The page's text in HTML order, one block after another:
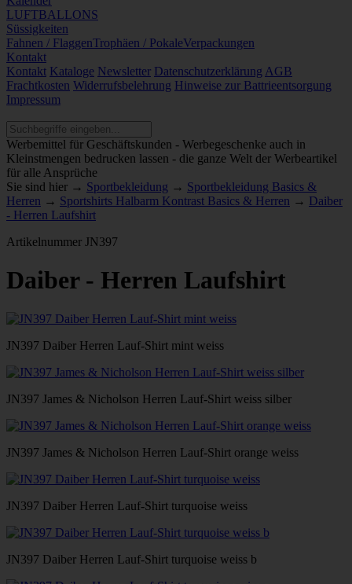
LUFTBALLONS
Süssigkeiten
Fahnen / FlaggenTrophäen / PokaleVerpackungen
Kontakt
Kontakt Kataloge Newsletter Datenschutzerklärung AGB
Frachtkosten Widerrufsbelehrung Hinweise zur Battrieentsorgung
Impressum
Werbemittel für Geschäftskunden - Werbegeschenke auch in
Kleinstmengen bedrucken lassen - die ganze Welt der Werbeartikel
für alle Ansprüche
Sie sind hier → Sportbekleidung → Sportbekleidung Basics &
Herren → Sportshirts Halbarm Kontrast Basics & Herren → Daiber
- Herren Laufshirt
Artikelnummer JN397
Daiber - Herren Laufshirt
JN397 Daiber Herren Lauf-Shirt mint weiss
JN397 James & Nicholson Herren Lauf-Shirt weiss silber
JN397 James & Nicholson Herren Lauf-Shirt orange weiss
JN397 Daiber Herren Lauf-Shirt turquoise weiss
JN397 Daiber Herren Lauf-Shirt turquoise weiss b